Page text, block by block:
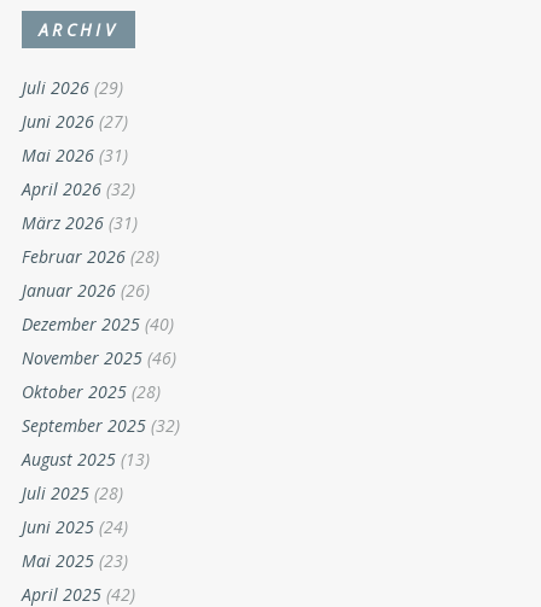
ARCHIV
Juli 2026 (29)
Juni 2026 (27)
Mai 2026 (31)
April 2026 (32)
März 2026 (31)
Februar 2026 (28)
Januar 2026 (26)
Dezember 2025 (40)
November 2025 (46)
Oktober 2025 (28)
September 2025 (32)
August 2025 (13)
Juli 2025 (28)
Juni 2025 (24)
Mai 2025 (23)
April 2025 (42)